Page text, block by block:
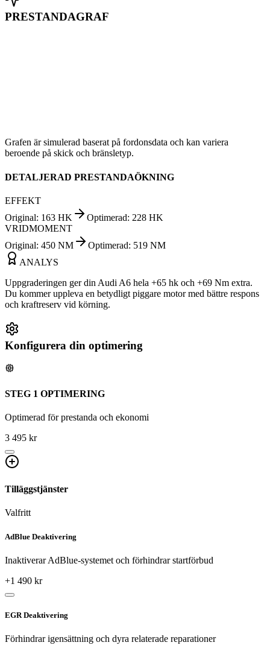
PRESTANDAGRAF
Grafen är simulerad baserat på fordonsdata och kan variera
beroende på skick och bränsletyp.
DETALJERAD PRESTANDAÖKNING
EFFEKT
Original: 163 HK Optimerad: 228 HK
VRIDMOMENT
Original: 450 NM Optimerad: 519 NM
ANALYS
Uppgraderingen ger din Audi A6 hela +65 hk och +69 Nm extra.
Du kommer uppleva en betydligt piggare motor med bättre respons
och kraftreserv vid körning.
Konfigurera din optimering
STEG 1 OPTIMERING
Optimerad för prestanda och ekonomi
3 495 kr
Tilläggstjänster
Valfritt
AdBlue Deaktivering
Inaktiverar AdBlue-systemet och förhindrar startförbud
+1 490 kr
EGR Deaktivering
Förhindrar igensättning och dyra relaterade reparationer